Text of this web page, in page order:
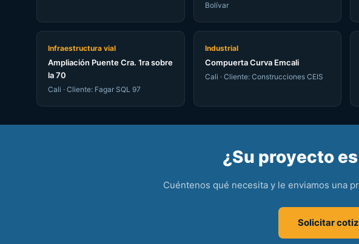
Bolívar
Infraestructura vial
Ampliación Puente Cra. 1ra sobre
la 70
Cali · Cliente: Fagar SQL 97
Industrial
Compuerta Curva Emcali
Cali · Cliente: Construcciones CEIS
¿Su proyecto
Cuéntenos qué necesita y le enviamos una
Solicitar